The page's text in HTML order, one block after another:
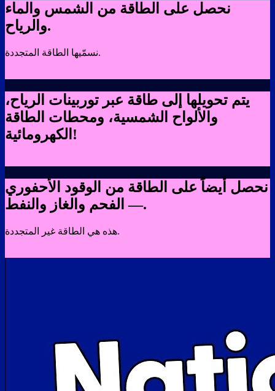
نحصل على الطاقة من الشمس والماء
والرياح.
نسمّيها الطاقة المتجددة.
يتم تحويلها إلى طاقة عبر توربينات الرياح،
والألواح الشمسية، ومحطات الطاقة
الكهرومائية!
نحصل أيضاً على الطاقة من الوقود الأحفوري
— الفحم والغاز والنفط.
هذه هي الطاقة غير المتجددة.